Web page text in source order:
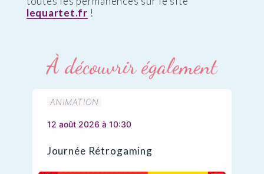
lequartet.fr !
À découvrir également
ANIMATION
12 août 2026 à 10:30
Journée Rétrogaming